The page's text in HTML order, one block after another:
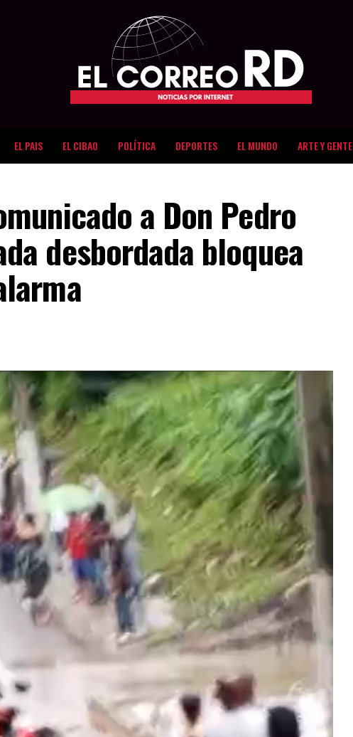
EL PAIS EL CIBAO POLÍTICA DEPORTES EL MUNDO ARTE Y GENTE
a Don Pedro
desbordada bloquea